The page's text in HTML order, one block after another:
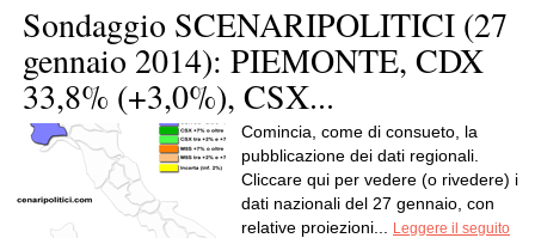
Sondaggio SCENARIPOLITICI (27
gennaio 2014): PIEMONTE, CDX
33,8% (+3,0%), CSX...
Comincia, come di consueto, la
pubblicazione dei dati regionali.
Cliccare qui per vedere (o rivedere) i
dati nazionali del 27 gennaio, con
relative proiezioni...
Leggere il seguito